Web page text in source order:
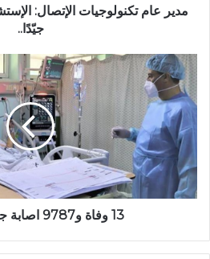
مدير عام تكنولوجيات الإتصال:
جيّدًا..
13 وفاة و9787 اصابة جديدة بكورونا